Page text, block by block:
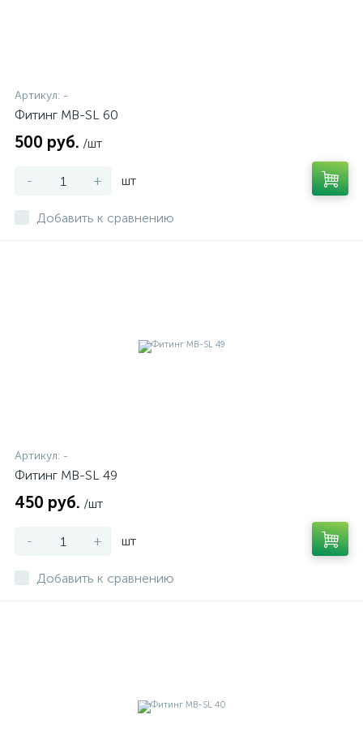
Артикул: -
Фитинг MB-SL 60
500 руб. /шт
- + шт
Добавить к сравнению
Артикул: -
Фитинг MB-SL 49
450 руб. /шт
- + шт
Добавить к сравнению